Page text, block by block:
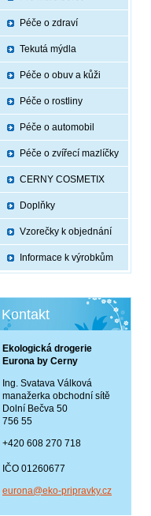
Péče o zdraví
Tekutá mýdla
Péče o obuv a kůži
Péče o rostliny
Péče o automobil
Péče o zvířecí mazlíčky
CERNY COSMETIX
Doplňky
Vzorečky k objednání
Informace k výrobkům
Kontakt
Ekologická drogerie
Eurona by Cerny
Ing. Svatava Válková
manažerka obchodní sítě
Dolní Bečva 50
756 55
+420 608 270 718
IČO 01260677
eurona@eko-pripravky.cz